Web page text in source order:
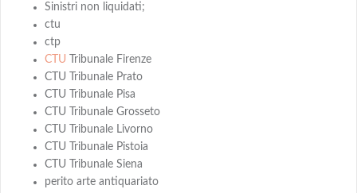
Sinistri non liquidati;
ctu
ctp
CTU Tribunale Firenze
CTU Tribunale Prato
CTU Tribunale Pisa
CTU Tribunale Grosseto
CTU Tribunale Livorno
CTU Tribunale Pistoia
CTU Tribunale Siena
perito arte antiquariato